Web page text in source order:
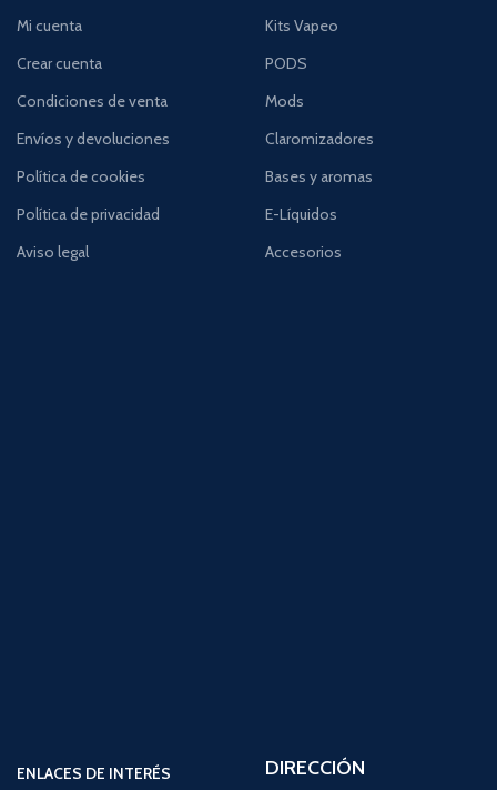
Mi cuenta
Crear cuenta
Condiciones de venta
Envíos y devoluciones
Política de cookies
Política de privacidad
Aviso legal
Kits Vapeo
PODS
Mods
Claromizadores
Bases y aromas
E-Líquidos
Accesorios
ENLACES DE INTERÉS
DIRECCIÓN